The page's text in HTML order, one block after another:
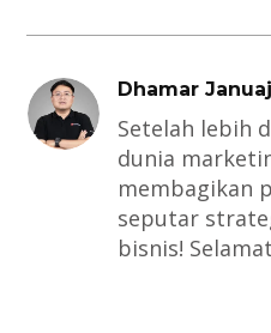
Dhamar
Setelah lebih
dunia
membagikan
seputar
bisnis!